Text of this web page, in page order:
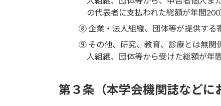
の代表者に支払われた総額が年間
⑧ 企業・法人組織、団体等が提供する
⑨ その他、研究、教育、診療とは無関
人組織、団体等から受けた総額が年
第３条（本学会機関誌などに